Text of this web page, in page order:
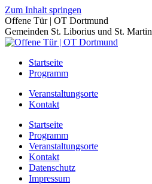
Zum Inhalt springen
Offene Tür | OT Dortmund
Gemeinden St. Liborius und St. Martin
Startseite
Programm
Veranstaltungsorte
Kontakt
Startseite
Programm
Veranstaltungsorte
Kontakt
Datenschutz
Impressum